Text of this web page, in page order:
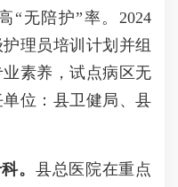
“无陪护”率。2024
理员培训计划并组
素养，试点病区无
位：县卫健局、县
。 县总医院在重点